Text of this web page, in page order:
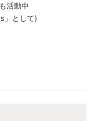
活動中
として)